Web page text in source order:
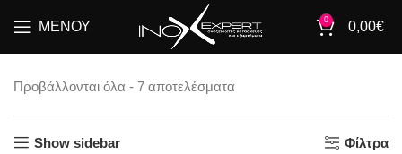
ΜΕΝΟΎ 0 0,00€
Προβάλλονται όλα - 7 αποτελέσματα
Show sidebar Φίλτρα